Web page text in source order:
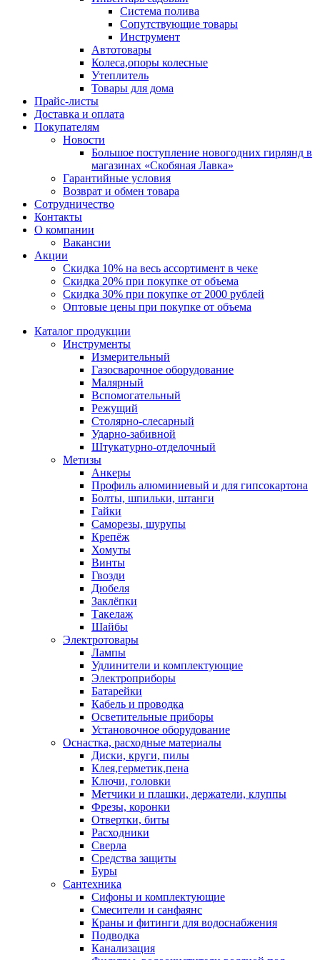
Система полива
Сопутствующие товары
Инструмент
Автотовары
Колеса,опоры колесные
Утеплитель
Товары для дома
Прайс-листы
Доставка и оплата
Покупателям
Новости
Большое поступление новогодних гирлянд в
магазинах «Скобяная Лавка»
Гарантийные условия
Возврат и обмен товара
Сотрудничество
Контакты
О компании
Вакансии
Акции
Скидка 10% на весь ассортимент в чеке
Скидка 20% при покупке от объема
Скидка 30% при покупке от 2000 рублей
Оптовые цены при покупке от объема
Каталог продукции
Инструменты
Измерительный
Газосварочное оборудование
Малярный
Вспомогательный
Режущий
Столярно-слесарный
Ударно-забивной
Штукатурно-отделочный
Метизы
Анкеры
Профиль алюминиевый и для гипсокартона
Болты, шпильки, штанги
Гайки
Саморезы, шурупы
Крепёж
Хомуты
Винты
Гвозди
Дюбеля
Заклёпки
Такелаж
Шайбы
Электротовары
Лампы
Удлинители и комплектующие
Электроприборы
Батарейки
Кабель и проводка
Осветительные приборы
Установочное оборудование
Оснастка, расходные материалы
Диски, круги, пилы
Клея,герметик,пена
Ключи, головки
Метчики и плашки, держатели, клуппы
Фрезы, коронки
Отвертки, биты
Расходники
Сверла
Средства защиты
Буры
Сантехника
Сифоны и комплектующие
Смесители и санфаянс
Краны и фитинги для водоснабжения
Подводка
Канализация